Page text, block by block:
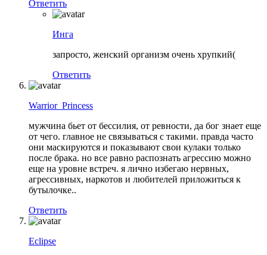
Ответить
Инга
запросто, женский организм очень хрупкий(
Ответить
Warrior_Princess
мужчина бьет от бессилия, от ревности, да бог знает еще
от чего. главное не связываться с такими. правда часто
они маскируются и показывают свои кулаки только
после брака. но все равно распознать агрессию можно
еще на уровне встреч. я лично избегаю нервных,
агрессивных, наркотов и любителей приложиться к
бутылочке..
Ответить
Eclipse